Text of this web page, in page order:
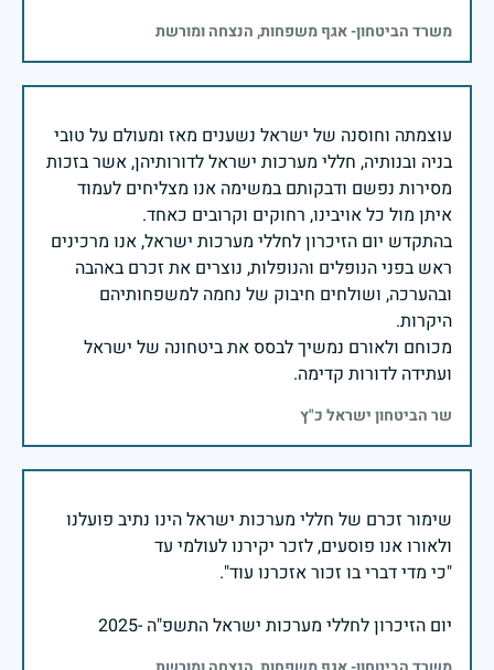
משרד הביטחון- אגף משפחות, הנצחה ומורשת
עוצמתה וחוסנה של ישראל נשענים מאז ומעולם על טובי
בניה ובנותיה, חללי מערכות ישראל לדורותיהן, אשר בזכות
מסירות נפשם ודבקותם במשימה אנו מצליחים לעמוד
בהתקדש יום הזיכרון לחללי מערכות ישראל, אנו מרכינים
ראש בפני הנופלים והנופלות, נוצרים את זכרם באהבה
ובהערכה, ושולחים חיבוק של נחמה למשפחותיהם
מכוחם ולאורם נמשיך לבסס את ביטחונה של ישראל
ועתידה לדורות קדימה.
שר הביטחון ישראל כ"ץ
שימור זכרם של חללי מערכות ישראל הינו נתיב פועלנו
יום הזיכרון לחללי מערכות ישראל התשפ"ה -2025